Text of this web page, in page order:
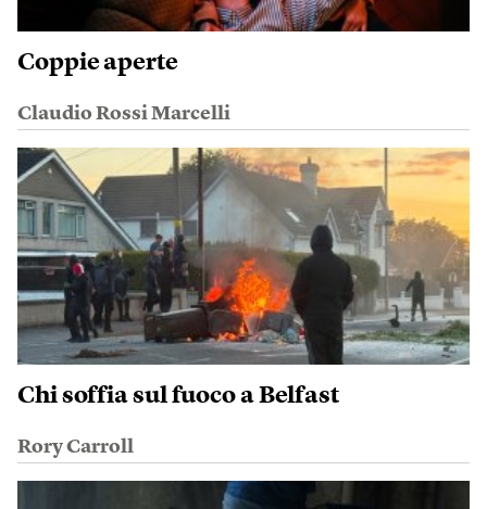
Coppie aperte
Claudio Rossi Marcelli
Chi soffia sul fuoco a Belfast
Rory Carroll